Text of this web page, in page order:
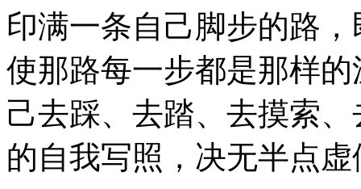
印满一条自己脚步的路
使那路每一步都是那样
己去踩、去踏、去摸索
的自我写照，决无半点